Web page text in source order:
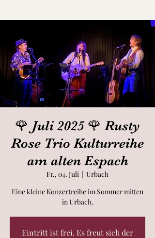
🌹 Juli 2025 🌹 Rusty
Rose Trio Kulturreihe
am alten Espach
Fr., 04. Juli
  |
Urbach
Eine kleine Konzertreihe im Sommer mitten
in Urbach.
Eintritt ist frei. Es freut sich der